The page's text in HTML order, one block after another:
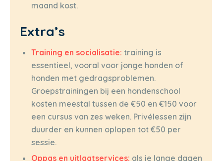
maand kost.
Extra’s
Training en socialisatie: training is
essentieel, vooral voor jonge honden of
honden met gedragsproblemen.
Groepstrainingen bij een hondenschool
kosten meestal tussen de €50 en €150 voor
een cursus van zes weken. Privélessen zijn
duurder en kunnen oplopen tot €50 per
sessie.
Oppas en uitlaatservices: als je lange dagen